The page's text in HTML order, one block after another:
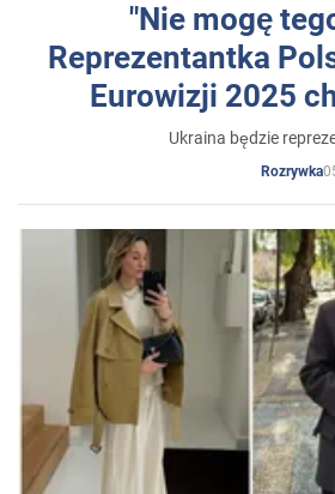
"Nie mogę
Reprezentantka
Eurowizji 2025
Ukraina będzie
Rozrywka